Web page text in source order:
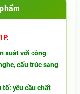
xuất với công
cấu trúc sang
tố: yêu cầu chất